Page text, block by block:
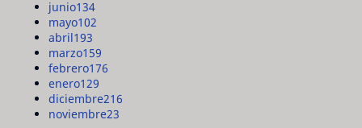
junio134
mayo102
abril193
marzo159
febrero176
enero129
diciembre216
noviembre23